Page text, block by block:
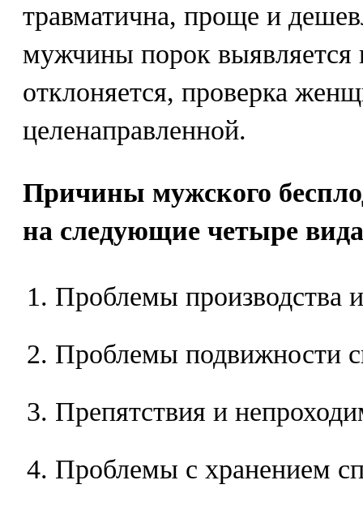
травматична, проще и
мужчины порок выявляется
отклоняется, проверка
целенаправленной.
Причины мужского
на следующие четыре
Проблемы производства
Проблемы подвижности
Препятствия и
Проблемы с хранением